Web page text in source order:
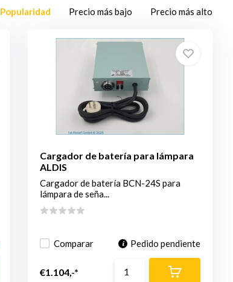
Popularidad Precio más bajo Precio más alto
Cargador de batería para lámpara
ALDIS
Cargador de batería BCN-24S para
lámpara de seña...
Comparar Pedido pendiente
€1.104,-*